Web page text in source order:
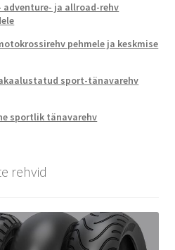
adventure- ja allroad-rehv
pehmele ja keskmise
sport-tänavarehv
sportlik tänavarehv
rehvid